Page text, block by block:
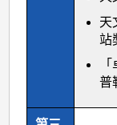
天
站
普